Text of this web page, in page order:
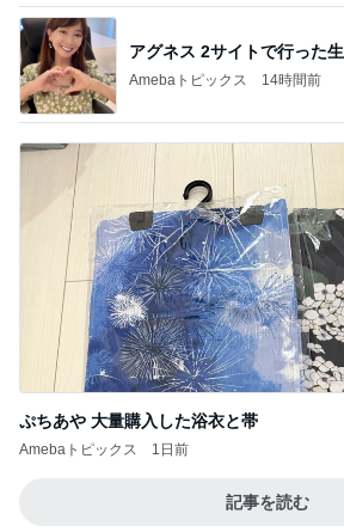
アグネス 2サイトで行った
Amebaトピックス 14時間前
ぷちあや 大量購入した浴衣と帯
Amebaトピックス 1日前
記事を読む